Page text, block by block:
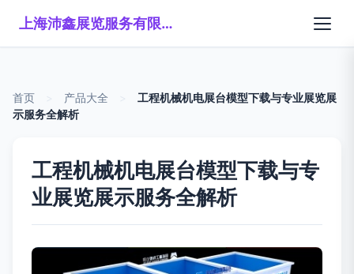
上海沛鑫展览服务有限公司
首页 产品大全
工程机械机电展台模型下载与专业展览展
示服务全解析
工程机械机电展台模型下载与专
业展览展示服务全解析